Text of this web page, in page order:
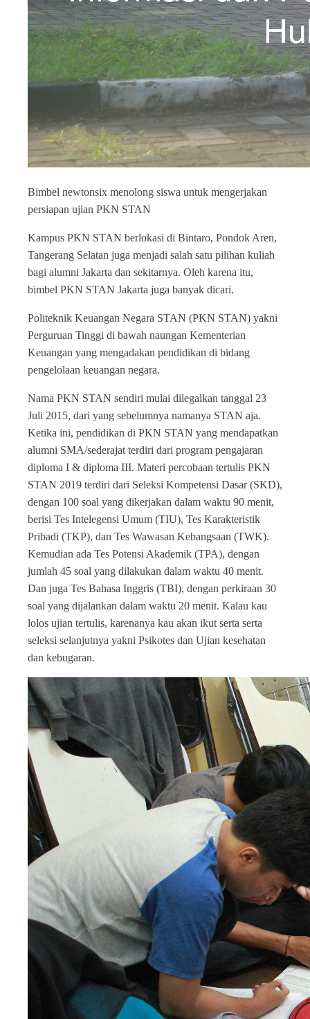
Bimbel newtonsix menolong siswa untuk mengerjakan
persiapan ujian PKN STAN
Kampus PKN STAN berlokasi di Bintaro, Pondok Aren,
Tangerang Selatan juga menjadi salah satu pilihan kuliah
bagi alumni Jakarta dan sekitarnya. Oleh karena itu,
bimbel PKN STAN Jakarta juga banyak dicari.
Politeknik Keuangan Negara STAN (PKN STAN) yakni
Perguruan Tinggi di bawah naungan Kementerian
Keuangan yang mengadakan pendidikan di bidang
pengelolaan keuangan negara.
Nama PKN STAN sendiri mulai dilegalkan tanggal 23
Juli 2015, dari yang sebelumnya namanya STAN aja.
Ketika ini, pendidikan di PKN STAN yang mendapatkan
alumni SMA/sederajat terdiri dari program pengajaran
diploma I & diploma III. Materi percobaan tertulis PKN
STAN 2019 terdiri dari Seleksi Kompetensi Dasar (SKD),
dengan 100 soal yang dikerjakan dalam waktu 90 menit,
berisi Tes Intelegensi Umum (TIU), Tes Karakteristik
Pribadi (TKP), dan Tes Wawasan Kebangsaan (TWK).
Kemudian ada Tes Potensi Akademik (TPA), dengan
jumlah 45 soal yang dilakukan dalam waktu 40 menit.
Dan juga Tes Bahasa Inggris (TBI), dengan perkiraan 30
soal yang dijalankan dalam waktu 20 menit. Kalau kau
lolos ujian tertulis, karenanya kau akan ikut serta serta
seleksi selanjutnya yakni Psikotes dan Ujian kesehatan
dan kebugaran.